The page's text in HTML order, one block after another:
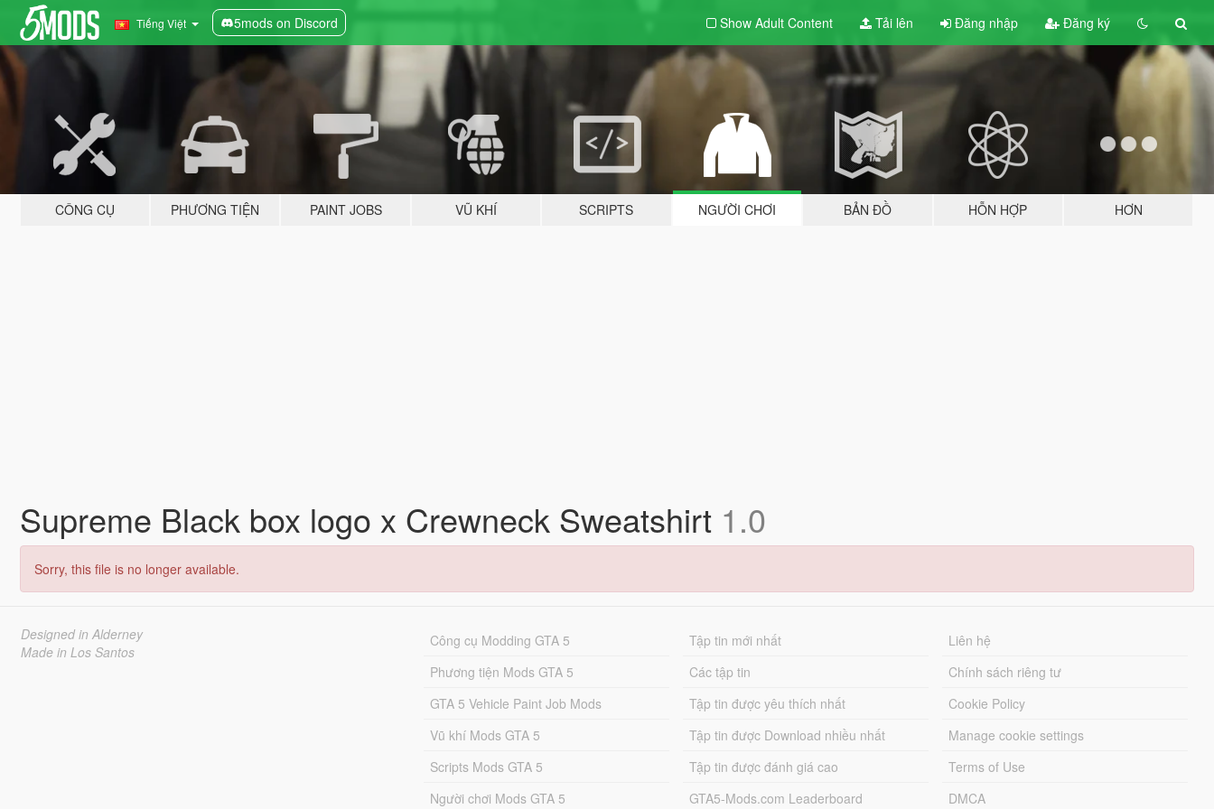
Tiếng Việt 5mods on Discord Show Adult Content Tải lên Đăng nhập Đăng ký
CÔNG CỤ PHƯƠNG TIỆN PAINT JOBS VŨ KHÍ SCRIPTS NGƯỜI CHƠI BẢN ĐỒ HỖN HỢP HƠN
Supreme Black box logo x Crewneck Sweatshirt 1.0
Sorry, this file is no longer available.
Designed in Alderney
Made in Los Santos
Công cụ Modding GTA 5
Phương tiện Mods GTA 5
GTA 5 Vehicle Paint Job Mods
Vũ khí Mods GTA 5
Scripts Mods GTA 5
Người chơi Mods GTA 5
Tập tin mới nhất
Các tập tin
Tập tin được yêu thích nhất
Tập tin được Download nhiều nhất
Tập tin được đánh giá cao
GTA5-Mods.com Leaderboard
Liên hệ
Chính sách riêng tư
Cookie Policy
Manage cookie settings
Terms of Use
DMCA